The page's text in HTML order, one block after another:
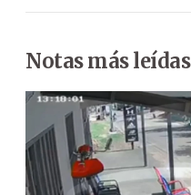
Notas más leídas